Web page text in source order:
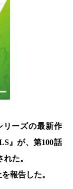
リーズの最新作
』が、第100話
た。
報告した。